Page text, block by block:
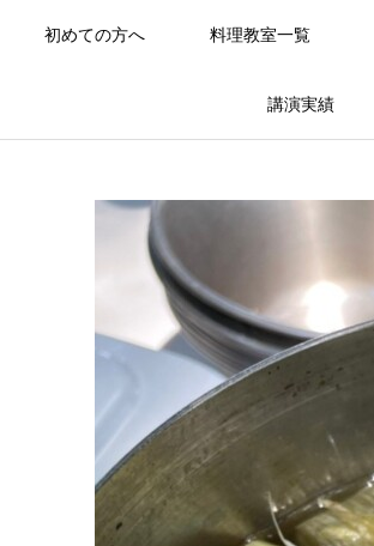
初めての方へ 料理教室一覧
講演実績